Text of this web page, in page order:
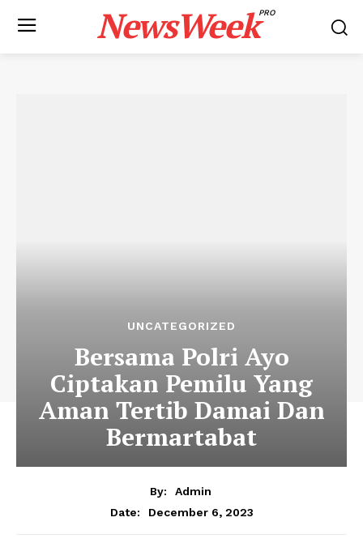
NewsWeekPRO
UNCATEGORIZED
Bersama Polri Ayo
Ciptakan Pemilu Yang
Aman Tertib Damai Dan
Bermartabat
By:
Admin
Date:
December 6, 2023